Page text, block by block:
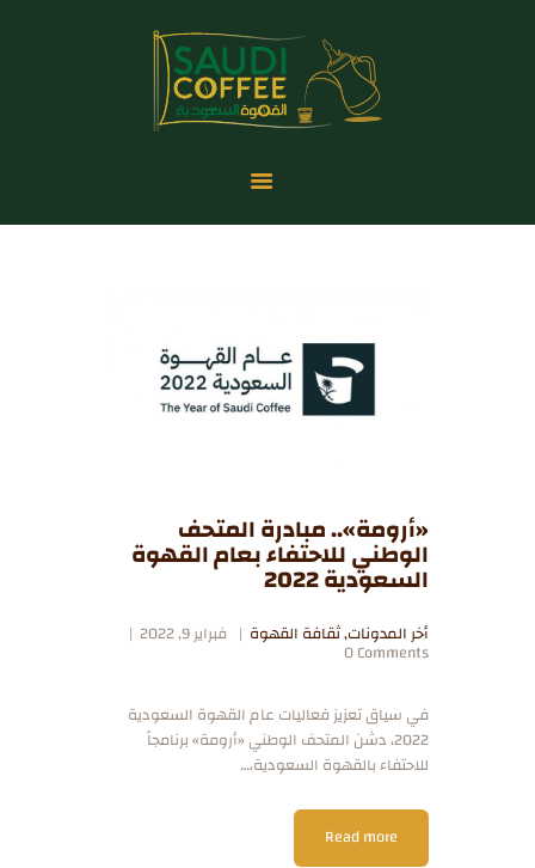
الرئيسية
إحصائيات القهوة
«أرومة».. مبادرة المتحف
الوطني للاحتفاء بعام القهوة
السعودية 2022
أخر المدونات,ثقافة القهوة فبراير 9, 2022
0Comments
في سياق تعزيز فعاليات عام القهوة السعودية
2022، دشن المتحف الوطني «أرومة» برنامجاً
للاحتفاء بالقهوة السعودية،…
Read more